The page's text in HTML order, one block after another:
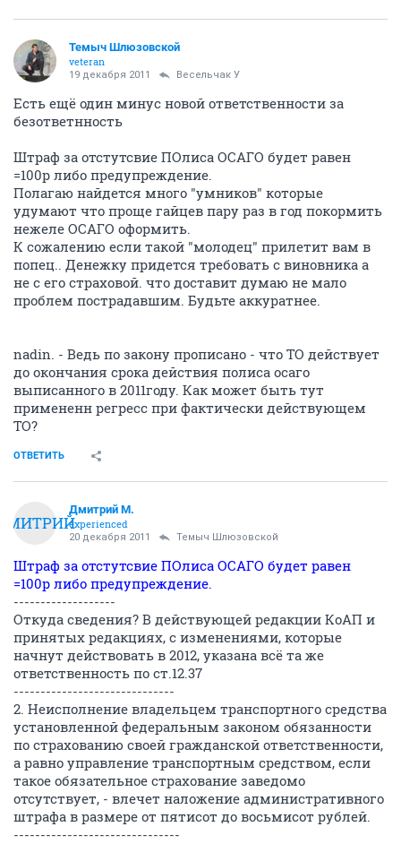
Темыч Шлюзовской
veteran
19 декабря 2011 Весельчак У
Есть ещё один минус новой ответственности за
безответнность
Штраф за отстутсвие ПОлиса ОСАГО будет равен
=100р либо предупреждение.
Полагаю найдется много "умников" которые
удумают что проще гайцев пару раз в год покормить
нежеле ОСАГО оформить.
К сожалению если такой "молодец" прилетит вам в
попец.. Денежку придется требовать с виновника а
не с его страховой. что доставит думаю не мало
проблем пострадавшим. Будьте аккуратнее.
nadin. - Ведь по закону прописано - что ТО действует
до окончания срока действия полиса осаго
выписанного в 2011году. Как может быть тут
примененн регресс при фактически действующем
ТО?
ОТВЕТИТЬ
Дмитрий М.
experienced
20 декабря 2011 Темыч Шлюзовской
Штраф за отстутсвие ПОлиса ОСАГО будет равен
=100р либо предупреждение.
-------------------
Откуда сведения? В действующей редакции КоАП и
принятых редакциях, с изменениями, которые
начнут действовать в 2012, указана всё та же
ответственность по ст.12.37
------------------------------
2. Неисполнение владельцем транспортного средства
установленной федеральным законом обязанности
по страхованию своей гражданской ответственности,
а равно управление транспортным средством, если
такое обязательное страхование заведомо
отсутствует, - влечет наложение административного
штрафа в размере от пятисот до восьмисот рублей.
-------------------------------